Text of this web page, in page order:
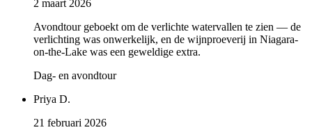
2 maart 2026
Avondtour geboekt om de verlichte watervallen te zien — de
verlichting was onwerkelijk, en de wijnproeverij in Niagara-
on-the-Lake was een geweldige extra.
Dag- en avondtour
Priya D.
21 februari 2026